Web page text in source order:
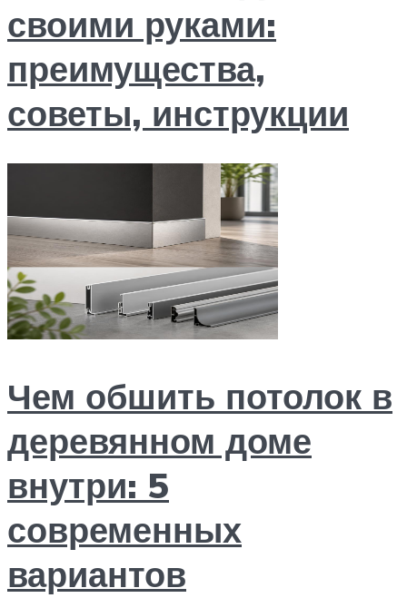
своими руками:
преимущества,
советы, инструкции
Чем обшить потолок в
деревянном доме
внутри: 5
современных
вариантов